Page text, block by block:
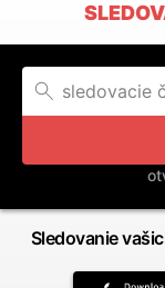
Sledovanie